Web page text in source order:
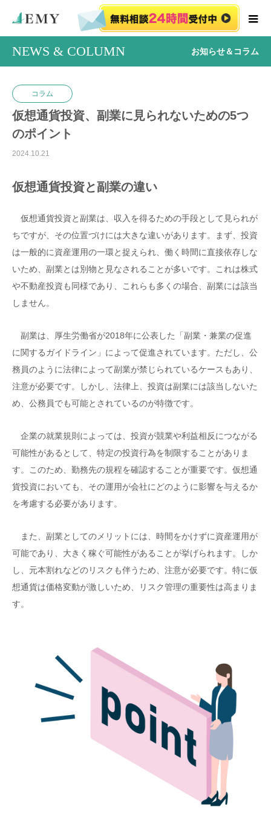
NEWS & COLUMN お知らせ＆コラム
コラム
仮想通貨投資、副業に見られないための5つ
のポイント
2024.10.21
仮想通貨投資と副業の違い
仮想通貨投資と副業は、収入を得るための手段として見られが
ちですが、その位置づけには大きな違いがあります。まず、投資
は一般的に資産運用の一環と捉えられ、働く時間に直接依存しな
いため、副業とは別物と見なされることが多いです。これは株式
や不動産投資も同様であり、これらも多くの場合、副業には該当
しません。
副業は、厚生労働省が2018年に公表した「副業・兼業の促進
に関するガイドライン」によって促進されています。ただし、公
務員のように法律によって副業が禁じられているケースもあり、
注意が必要です。しかし、法律上、投資は副業には該当しないた
め、公務員でも可能とされているのが特徴です。
企業の就業規則によっては、投資が競業や利益相反につながる
可能性があるとして、特定の投資行為を制限することがありま
す。このため、勤務先の規程を確認することが重要です。仮想通
貨投資においても、その運用が会社にどのように影響を与えるか
を考慮する必要があります。
また、副業としてのメリットには、時間をかけずに資産運用が
可能であり、大きく稼ぐ可能性があることが挙げられます。しか
し、元本割れなどのリスクも伴うため、注意が必要です。特に仮
想通貨は価格変動が激しいため、リスク管理の重要性は高まりま
す。